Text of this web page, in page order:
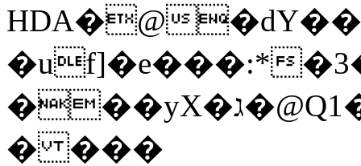
HDA�@
�uf]�e���:*
���yX�ג�@Q1���p�Z��v�IM�H��Nkf�@�[.g�VD,\�!
� ���